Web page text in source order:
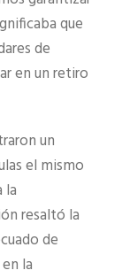
que
de
en un retiro
un
el mismo
la
resaltó la
de
la